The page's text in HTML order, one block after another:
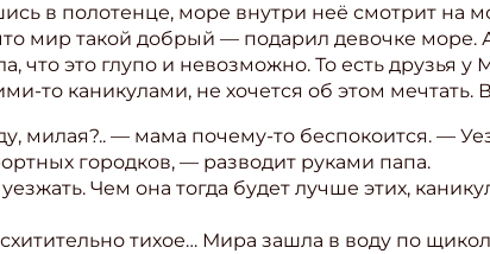
в полотенце, море внутри неё смотрит на
мир такой добрый — подарил девочке море.
что это глупо и невозможно. То есть друзья
то каникулами, не хочется об этом мечтать.
милая?.. — мама почему-то беспокоится. —
городков, — разводит руками папа.
Чем она тогда будет лучше этих,
тихое… Мира зашла в воду по